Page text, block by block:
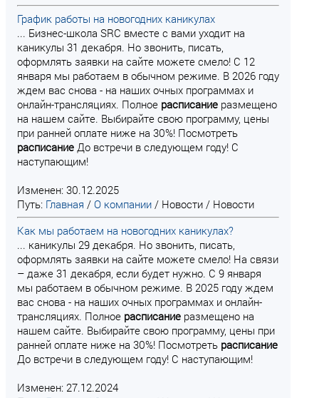
График работы на новогодних каникулах
... Бизнес-школа SRC вместе с вами уходит на
каникулы 31 декабря. Но звонить, писать,
оформлять заявки на сайте можете смело! С 12
января мы работаем в обычном режиме. В 2026 году
ждем вас снова - на наших очных программах и
онлайн-трансляциях. Полное расписание размещено
на нашем сайте. Выбирайте свою программу, цены
при ранней оплате ниже на 30%! Посмотреть
расписание До встречи в следующем году! С
наступающим!
Изменен: 30.12.2025
Путь: Главная / О компании / Новости / Новости
Как мы работаем на новогодних каникулах?
... каникулы 29 декабря. Но звонить, писать,
оформлять заявки на сайте можете смело! На связи
– даже 31 декабря, если будет нужно. С 9 января
мы работаем в обычном режиме. В 2025 году ждем
вас снова - на наших очных программах и онлайн-
трансляциях. Полное расписание размещено на
нашем сайте. Выбирайте свою программу, цены при
ранней оплате ниже на 30%! Посмотреть расписание
До встречи в следующем году! С наступающим!
Изменен: 27.12.2024